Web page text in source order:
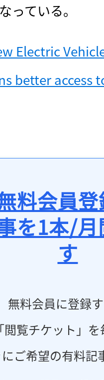
っている。
Electric
better access
料会員
を1本/
す
無料会員に登録
覧チケット」
ご希望の有料記